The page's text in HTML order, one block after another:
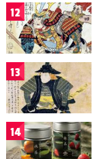
12
13
14